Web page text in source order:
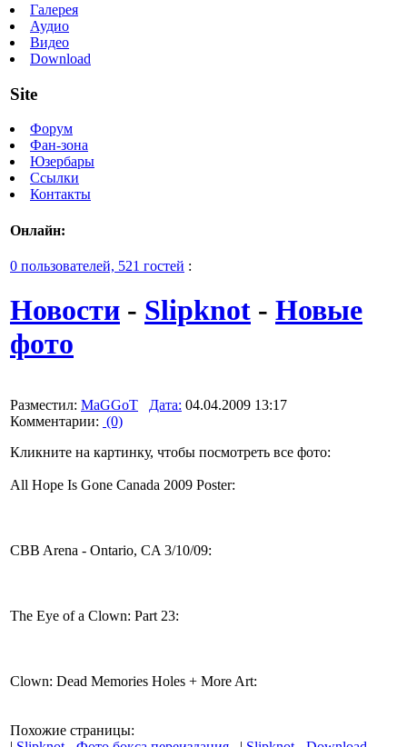
Галерея
Аудио
Видео
Download
Site
Форум
Фан-зона
Юзербары
Ссылки
Контакты
Онлайн:
0 пользователей, 521 гостей :
Новости - Slipknot - Новые
фото
Разместил: MaGGoT Дата: 04.04.2009 13:17
Комментарии: (0)
Кликните на картинку, чтобы посмотреть все фото:
All Hope Is Gone Canada 2009 Poster:
CBB Arena - Ontario, CA 3/10/09:
The Eye of a Clown: Part 23:
Clown: Dead Memories Holes + More Art:
Похожие страницы: